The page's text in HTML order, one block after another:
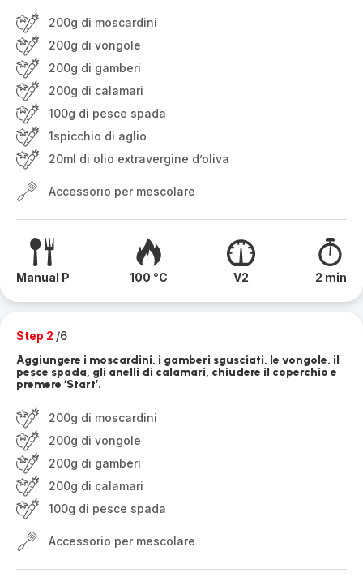
200g di moscardini
200g di vongole
200g di gamberi
200g di calamari
100g di pesce spada
1spicchio di aglio
20ml di olio extravergine d’oliva
Accessorio per mescolare
Manual P 100 °C V2 2 min
Step 2 /6
Aggiungere i moscardini, i gamberi sgusciati, le vongole, il
pesce spada, gli anelli di calamari, chiudere il coperchio e
premere ‘Start’.
200g di moscardini
200g di vongole
200g di gamberi
200g di calamari
100g di pesce spada
Accessorio per mescolare